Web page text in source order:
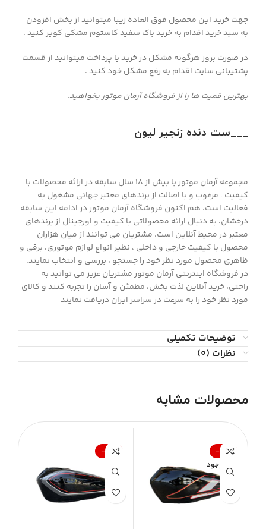
جهت خرید این محصول فوق العاده زیبا میتوانید از بخش افزودن
به سبد خرید اقدام به خرید باک سفید کاستوم مشکی کویر کنید .
در صورت بروز هرگونه مشکل در خرید یا پرداخت میتوانید از قسمت
پشتیبانی سایت اقدام به رفع مشکل خود کنید .
بهترین قمیت ها را از فروشگاه آرمان موتور بخواهید.
___ست دنده زنجیر لیون
مجموعه آرمان موتور با بیش از 18 سال سابقه در ارائه محصولات با
کيفيت ، مرغوب و با اصالت از برندهای معتبر جهانی مشغول به
فعاليت است. هم اکنون فروشگاه آرمان موتور در ادامه اين سابقه
درخشان، به دنبال ارائه محصولاتی با کيفيت و اورجينال از برندهای
معتبر در محيط آنلاين است. مشتريان می توانند از ميان هزاران
محصول با کيفيت خارجی و داخلی ، نظیر انواع لوازم موتوری، برقی و
ظاهری محصول مورد نظر خود را جستجو ، بررسی و انتخاب نمايند.
در فروشگاه اینترنتی آرمان موتور مشتريان عزیز می توانيد به
راحتی، خرید آنلاین لذت بخش، مطمئن و آسان را تجربه کنند و کالای
مورد نظر خود را به سرعت در سراسر ایران دریافت نمایند
توضیحات تکمیلی
نظرات (0)
محصولات مشابه
-14%
ناموجود
-14%